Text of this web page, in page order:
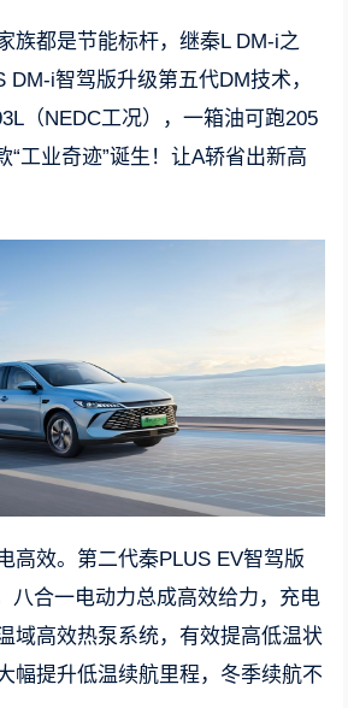
族都是节能标杆，继秦L DM-i之
DM-i智驾版升级第五代DM技术，
（NEDC工况），一箱油可跑205
“工业奇迹”诞生！让A轿省出新高
高效。第二代秦PLUS EV智驾版
八合一电动力总成高效给力，充电
域高效热泵系统，有效提高低温状
幅提升低温续航里程，冬季续航不